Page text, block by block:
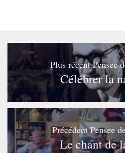
Plus récent Pensee
Célébrer la
Précédent Pensee
Le chant de